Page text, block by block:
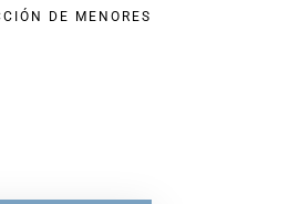
DE MENORES